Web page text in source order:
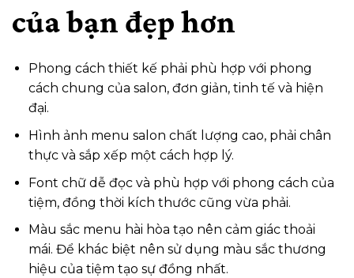
của bạn đẹp hơn
Phong cách thiết kế phải phù hợp với phong
cách chung của salon, đơn giản, tinh tế và hiện
đại.
Hình ảnh menu salon chất lượng cao, phải chân
thực và sắp xếp một cách hợp lý.
Font chữ dễ đọc và phù hợp với phong cách của
tiệm, đồng thời kích thước cũng vừa phải.
Màu sắc menu hài hòa tạo nên cảm giác thoải
mái. Để khác biệt nên sử dụng màu sắc thương
hiệu của tiệm tạo sự đồng nhất.